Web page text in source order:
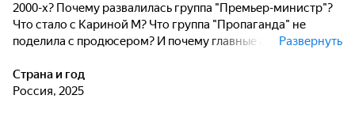
2000-х? Почему развалилась группа "Премьер-министр"?
Что стало с Кариной М? Что группа "Пропаганда" не
поделила с продюсером? И почему главные артистыРазвернуть
Страна и год
Россия, 2025